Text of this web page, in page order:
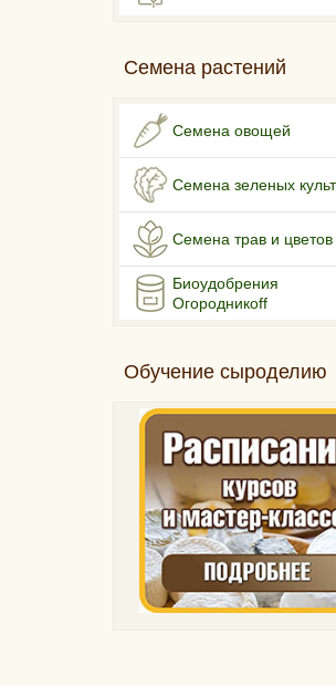
Семена растений
Семена овощей
Семена зеленых
Семена трав и цветов
Биоудобрения
Огородникоff
Обучение сыроделию